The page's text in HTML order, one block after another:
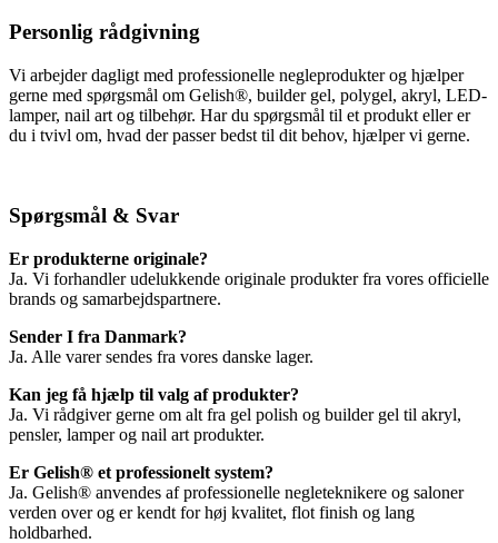
Personlig rådgivning
Vi arbejder dagligt med professionelle negleprodukter og hjælper
gerne med spørgsmål om Gelish®, builder gel, polygel, akryl, LED-
lamper, nail art og tilbehør. Har du spørgsmål til et produkt eller er
du i tvivl om, hvad der passer bedst til dit behov, hjælper vi gerne.
Spørgsmål & Svar
Er produkterne originale?
Ja. Vi forhandler udelukkende originale produkter fra vores officielle
brands og samarbejdspartnere.
Sender I fra Danmark?
Ja. Alle varer sendes fra vores danske lager.
Kan jeg få hjælp til valg af produkter?
Ja. Vi rådgiver gerne om alt fra gel polish og builder gel til akryl,
pensler, lamper og nail art produkter.
Er Gelish® et professionelt system?
Ja. Gelish® anvendes af professionelle negleteknikere og saloner
verden over og er kendt for høj kvalitet, flot finish og lang
holdbarhed.